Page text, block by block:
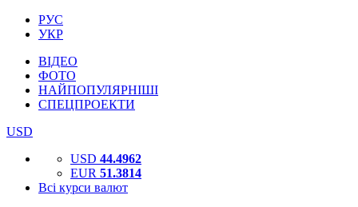
РУС
УКР
ВІДЕО
ФОТО
НАЙПОПУЛЯРНІШІ
СПЕЦПРОЕКТИ
USD
USD 44.4962
EUR 51.3814
Всі курси валют